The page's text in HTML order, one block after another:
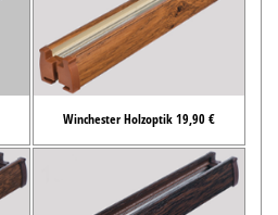
Winchester Holzoptik 19,90 €